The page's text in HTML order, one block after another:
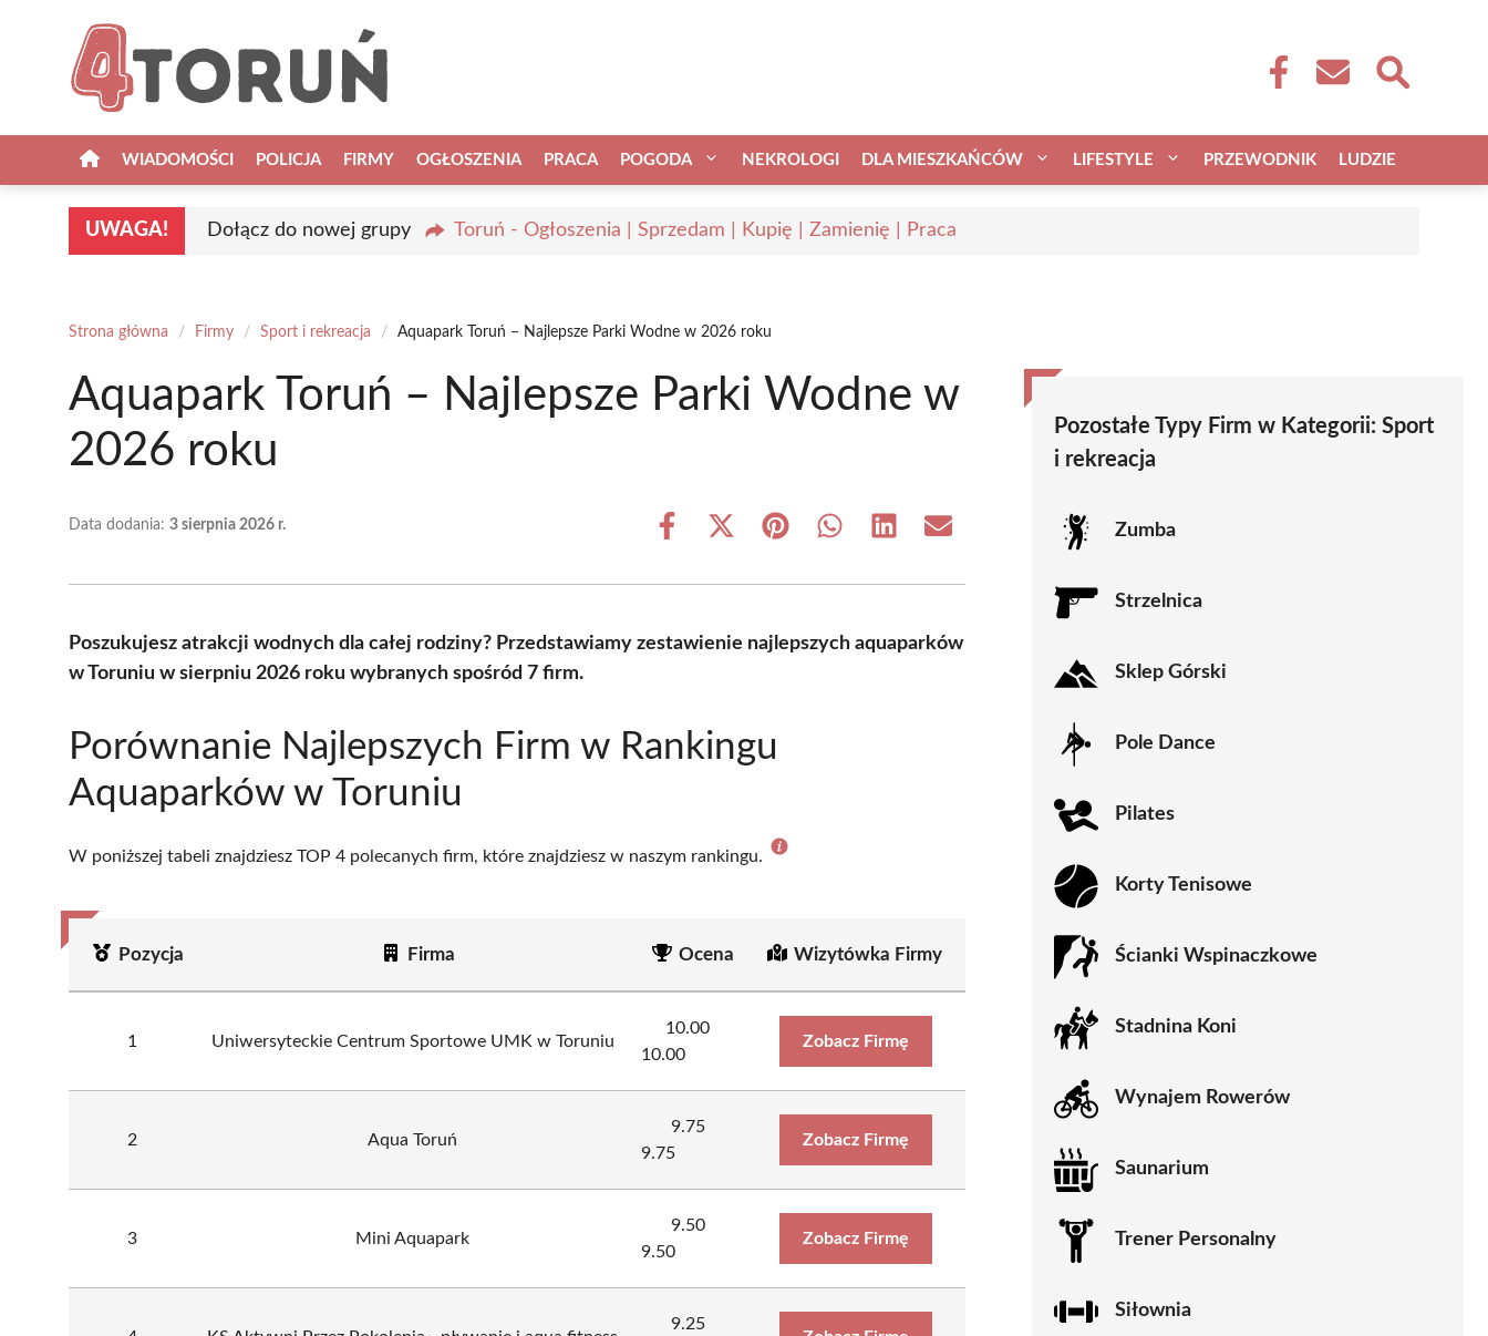
WIADOMOŚCI POLICJA FIRMY OGŁOSZENIA PRACA POGODA NEKROLOGI DLA MIESZKAŃCÓW LIFESTYLE PRZEWODNIK LUDZIE
UWAGA! Dołącz do nowej grupy Toruń - Ogłoszenia | Sprzedam | Kupię | Zamienię | Praca
Strona główna / Firmy / Sport i rekreacja / Aquapark Toruń – Najlepsze Parki Wodne w 2026 roku
Aquapark Toruń – Najlepsze Parki Wodne w
2026 roku
Data dodania: 3 sierpnia 2026 r.
Share
Share
(Twitter)
Share Share Share Share
Poszukujesz atrakcji wodnych dla całej rodziny? Przedstawiamy zestawienie najlepszych aquaparków
w Toruniu w sierpniu 2026 roku wybranych spośród 7 firm.
Porównanie Najlepszych Firm w Rankingu
Aquaparków w Toruniu
W poniższej tabeli znajdziesz TOP 4 polecanych firm, które znajdziesz w naszym rankingu.
Pozycja Firma Ocena Wizytówka Firmy
1 Uniwersyteckie Centrum Sportowe UMK w Toruniu
10.00
10.00
Zobacz Firmę
2 Aqua Toruń
9.75
9.75
Zobacz Firmę
3 Mini Aquapark
9.50
9.50
Zobacz Firmę
9.25
Pozostałe Typy Firm w Kategorii: Sport
i rekreacja
Zumba
Strzelnica
Sklep Górski
Pole Dance
Pilates
Korty Tenisowe
Ścianki Wspinaczkowe
Stadnina Koni
Wynajem Rowerów
Saunarium
Trener Personalny
Siłownia